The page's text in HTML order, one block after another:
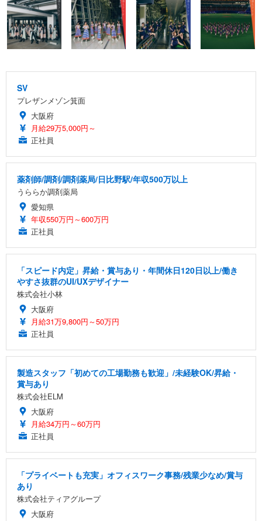
SV
プレザンメゾン箕面
大阪府
月給29万5,000円～
正社員
薬剤師/調剤/調剤薬局/日比野駅/年収500万以上
うららか調剤薬局
愛知県
年収550万円～600万円
正社員
「スピード内定」昇給・賞与あり・年間休日120日以上/働き
やすさ抜群のUI/UXデザイナー
株式会社小林
大阪府
月給31万9,800円～50万円
正社員
製造スタッフ「初めての工場勤務も歓迎」/未経験OK/昇給・
賞与あり
株式会社ELM
大阪府
月給34万円～60万円
正社員
「プライベートも充実」オフィスワーク事務/残業少なめ/賞与
あり
株式会社ティアグループ
大阪府